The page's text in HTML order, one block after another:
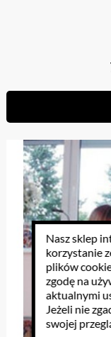
Nasz sklep
korzystanie
plików
zgodę na
aktualnymi
Jeżeli nie
swojej